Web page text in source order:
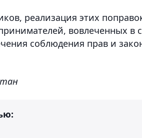
реализация этих
вовлеченных в
соблюдения прав и